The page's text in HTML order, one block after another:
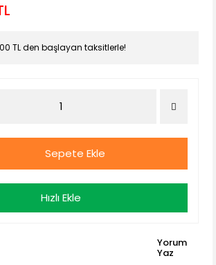
TL den başlayan taksitlerle!
Sepete Ekle
Hızlı Ekle
Yorum
Yaz